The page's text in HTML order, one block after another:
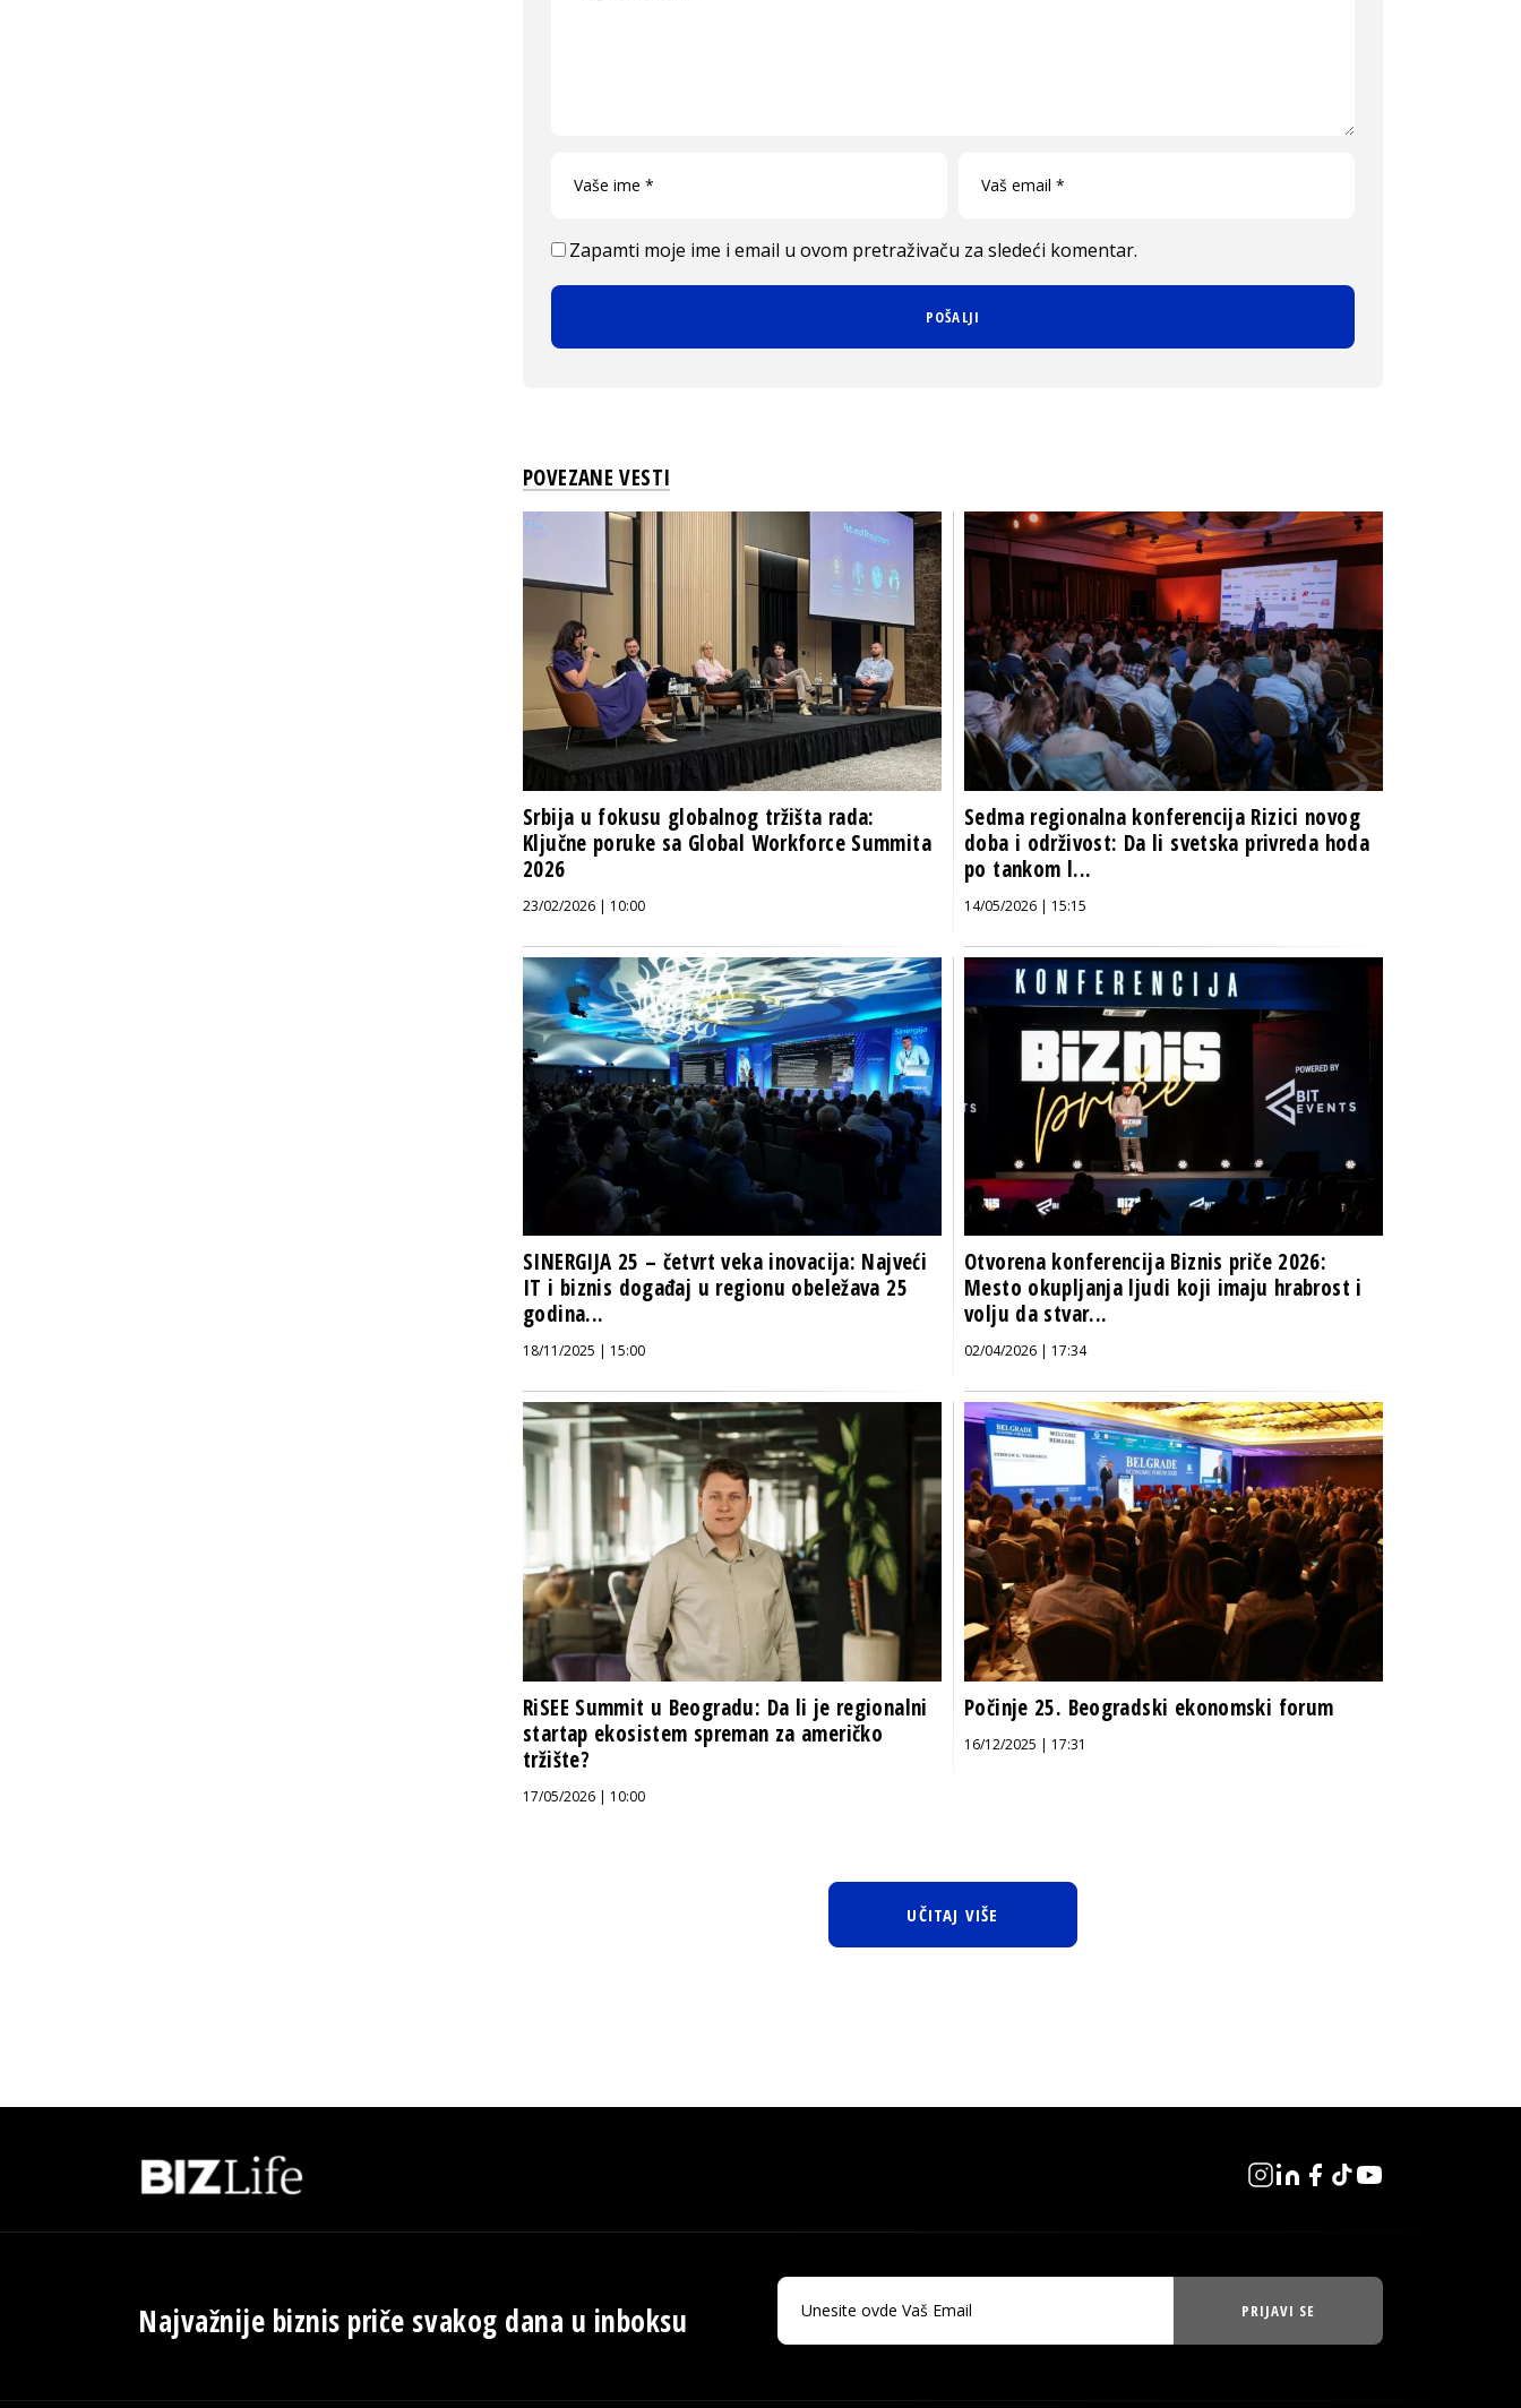
Zapamti moje ime i email u ovom pretraživaču za sledeći komentar.
POVEZANE VESTI
Srbija u fokusu globalnog tržišta rada:
Ključne poruke sa Global Workforce Summita
2026
23/02/2026 | 10:00
Sedma regionalna konferencija Rizici novog
doba i održivost: Da li svetska privreda hoda
po tankom l...
14/05/2026 | 15:15
SINERGIJA 25 – četvrt veka inovacija: Najveći
IT i biznis događaj u regionu obeležava 25
godina...
18/11/2025 | 15:00
Otvorena konferencija Biznis priče 2026:
Mesto okupljanja ljudi koji imaju hrabrost i
volju da stvar...
02/04/2026 | 17:34
RiSEE Summit u Beogradu: Da li je regionalni
startap ekosistem spreman za američko
tržište?
17/05/2026 | 10:00
Počinje 25. Beogradski ekonomski forum
16/12/2025 | 17:31
UČITAJ VIŠE
Najvažnije biznis priče svakog dana u inboksu PRIJAVI SE